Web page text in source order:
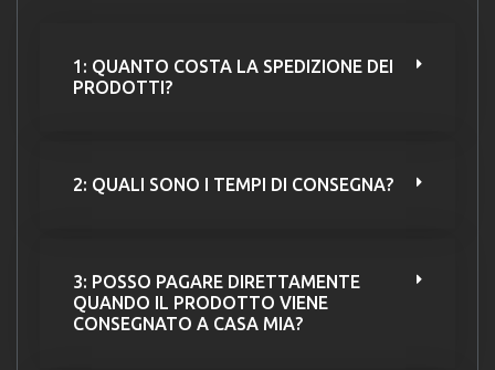
1: QUANTO COSTA LA SPEDIZIONE DEI
PRODOTTI?
2: QUALI SONO I TEMPI DI CONSEGNA?
3: POSSO PAGARE DIRETTAMENTE
QUANDO IL PRODOTTO VIENE
CONSEGNATO A CASA MIA?